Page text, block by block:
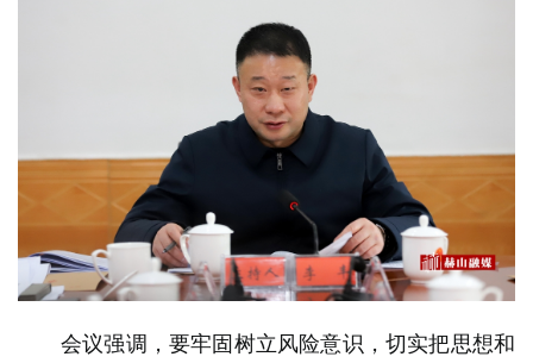
会议强调，要牢固树立风险意识，切实把思想和